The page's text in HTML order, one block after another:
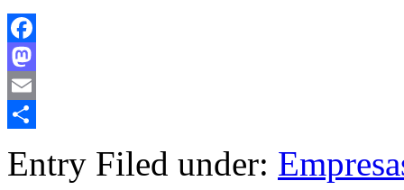
Facebook
Mastodon
Email
Entry Filed under: